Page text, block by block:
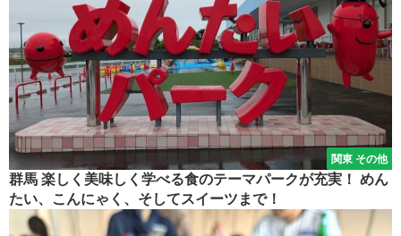
関東 その他
群馬 楽しく美味しく学べる食のテーマパークが充実！ めん
たい、こんにゃく、そしてスイーツまで！